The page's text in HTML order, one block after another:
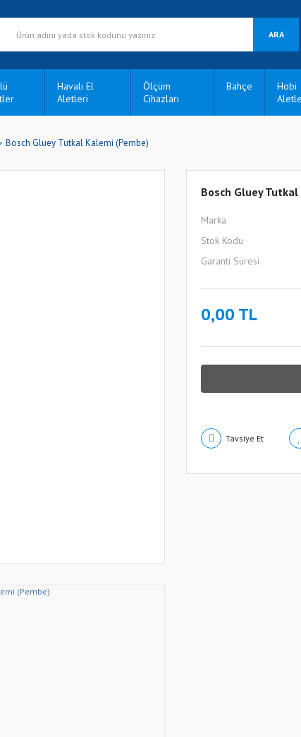
ARA
Havalı El
Aletleri
Ölçüm
Cihazları
Bahçe
Hobi
Bosch Gluey Tutkal Kalemi (Pembe)
Bosch Gluey
Marka
Stok Kodu
Garanti Süresi
0,00 TL
Tavsiye Et